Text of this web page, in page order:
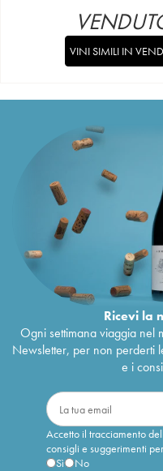
VINI SIMILI IN
Ricevi la
Ogni settimana viaggia nel
Newsletter, per non perderti
e i
Accetto il tracciamento
consigli e suggerimenti
Sì
No